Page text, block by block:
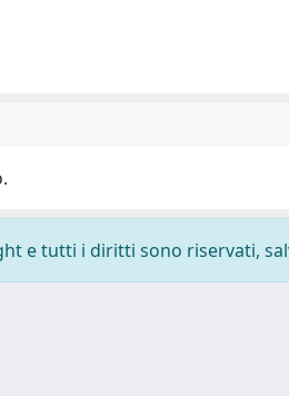
e tutti i diritti sono riservati,